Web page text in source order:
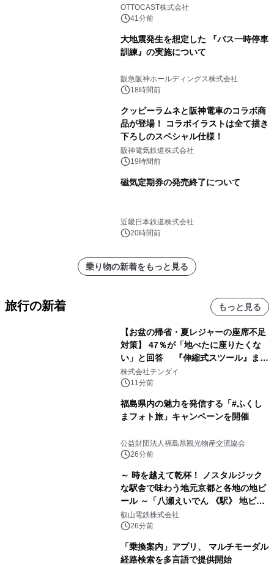
OTTOCAST株式会社
41分前
大地震発生を想定した 『バス一時停車
訓練』の実施について
阪急阪神ホールディングス株式会社
18時間前
クッピーラムネと阪神電車のコラボ商
品が登場！ コラボイラストは全て描き
下ろしのスペシャル仕様！
阪神電気鉄道株式会社
19時間前
磁気定期券の発売終了について
近畿日本鉄道株式会社
20時間前
乗り物の新着をもっと見る
旅行の新着 もっと見る
【お盆の帰省・夏レジャーの座席不足
対策】 47％が「地べたに座りたくな
い」と回答 『伸縮式スツール』まと
め買いキャンペーンを8/6開始
株式会社テンダイ
11分前
福島県内の魅力を発信する「#ふくし
まフォト旅」キャンペーンを開催
公益財団法人福島県観光物産交流協会
26分前
～ 時を越えて乾杯！ ノスタルジック
な駅舎で味わう地元京都と各地の地ビ
ール ～「八瀬えいでん 《駅》 地ビー
ル祭り」を開催します
叡山電鉄株式会社
26分前
「乗換案内」アプリ、 マルチモーダル
経路検索を多言語で提供開始